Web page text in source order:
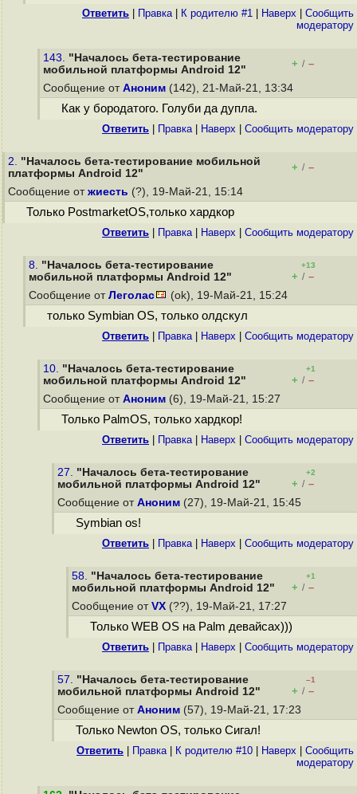
Ответить Правка| К родителю #1 Наверх
Cообщить
модератору
143. "Началось бета-тестирование
мобильной платформы Android 12"
+ / –
Сообщение от Аноним (142), 21-Май-21, 13:34
Как у бородатого. Голуби да дупла.
Ответить Правка| Наверх Cообщить модератору
2. "Началось бета-тестирование мобильной
платформы Android 12"
+ / –
Сообщение от жиесть (?), 19-Май-21, 15:14
Только PostmarketOS,только хардкор
Ответить Правка| Наверх Cообщить модератору
8. "Началось бета-тестирование
мобильной платформы Android 12"
+13
+ / –
Сообщение от Леголас (ok), 19-Май-21, 15:24
только Symbian OS, только олдскул
Ответить Правка| Наверх Cообщить модератору
10. "Началось бета-тестирование
мобильной платформы Android 12"
+1
+ / –
Сообщение от Аноним (6), 19-Май-21, 15:27
Только PalmOS, только хардкор!
Ответить Правка| Наверх Cообщить модератору
27. "Началось бета-тестирование
мобильной платформы Android 12"
+2
+ / –
Сообщение от Аноним (27), 19-Май-21, 15:45
Symbian os!
Ответить Правка| Наверх Cообщить модератору
58. "Началось бета-тестирование
мобильной платформы Android 12"
+1
+ / –
Сообщение от VX (??), 19-Май-21, 17:27
Только WEB OS на Palm девайсах)))
Ответить Правка| Наверх Cообщить модератору
57. "Началось бета-тестирование
мобильной платформы Android 12"
–1
+ / –
Сообщение от Аноним (57), 19-Май-21, 17:23
Только Newton OS, только Сигал!
Ответить Правка| К родителю #10 Наверх
Cообщить
модератору